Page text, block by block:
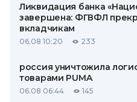
Ликвидация банка
завершена: ФГВФЛ
вкладчикам
06.08 10:20 233
россия уничтожила
товарами PUMA
06.08 06:44 145